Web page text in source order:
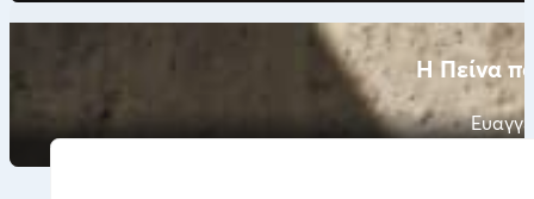
Η Πείνα